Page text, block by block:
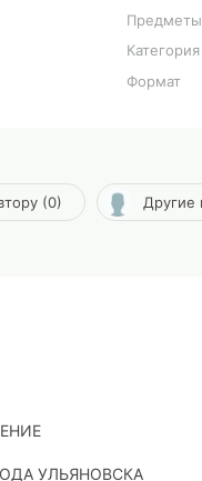
Предметы
Категория
Формат
(0) Другие
УЛЬЯНОВСКА